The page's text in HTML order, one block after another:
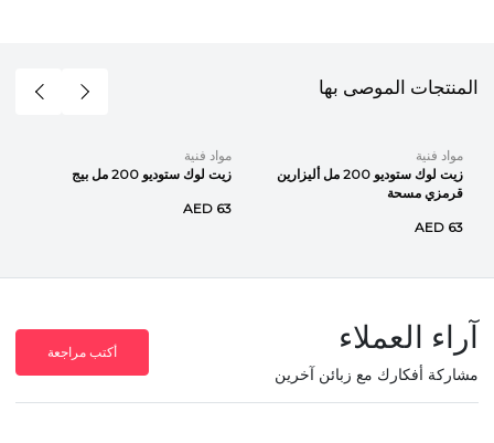
المنتجات الموصى بها
مواد فنية
زيت لوك ستوديو 200 مل أليزارين
قرمزي مسحة
AED 63
مواد فنية
زيت لوك ستوديو 200 مل بيج
AED 63
آراء العملاء
مشاركة أفكارك مع زبائن آخرين
أكتب مراجعة